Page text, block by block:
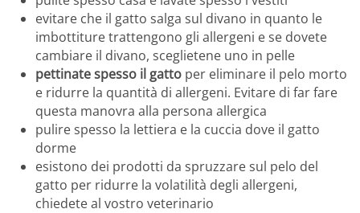
evitare che il gatto salga sul divano in quanto le
imbottiture trattengono gli allergeni e se dovete
cambiare il divano, sceglietene uno in pelle
pettinate spesso il gatto per eliminare il pelo morto
e ridurre la quantità di allergeni. Evitare di far fare
questa manovra alla persona allergica
pulire spesso la lettiera e la cuccia dove il gatto
dorme
esistono dei prodotti da spruzzare sul pelo del
gatto per ridurre la volatilità degli allergeni,
chiedete al vostro veterinario